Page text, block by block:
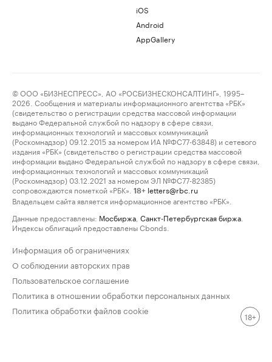
iOS
Android
AppGallery
© ООО «БИЗНЕСПРЕСС», АО «РОСБИЗНЕСКОНСАЛТИНГ», 1995–
2026. Сообщения и материалы информационного агентства «РБК»
(свидетельство о регистрации средства массовой информации
выдано Федеральной службой по надзору в сфере связи,
информационных технологий и массовых коммуникаций
(Роскомнадзор) 09.12.2015 за номером ИА №ФС77-63848) и сетевого
издания «РБК» (свидетельство о регистрации средства массовой
информации выдано Федеральной службой по надзору в сфере связи,
информационных технологий и массовых коммуникаций
(Роскомнадзор) 03.12.2021 за номером ЭЛ №ФС77-82385)
сопровождаются пометкой «РБК».
18+ letters@rbc.ru
Владельцем сайта является информационное агентство «РБК».
Данные предоставлены: Мосбиржа Санкт-Петербургская биржа
Индексы облигаций предоставлены Cbonds.
Информация об ограничениях
О соблюдении авторских прав
Пользовательское соглашение
Политика в отношении обработки персональных данных
Политика обработки файлов cookie
18+